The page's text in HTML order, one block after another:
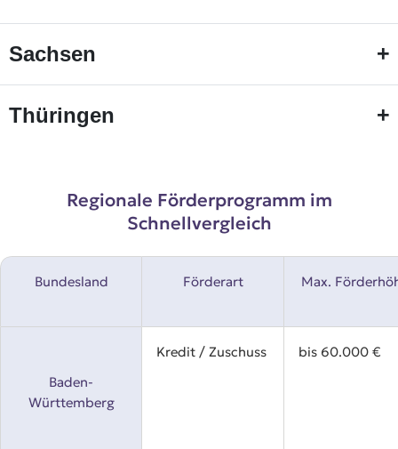
Sachsen +
Thüringen +
Regionale Förderprogramm im
Schnellvergleich
Bundesland Förderart Max.
Baden-
Württemberg
Kredit / Zuschuss bis 60.000 €